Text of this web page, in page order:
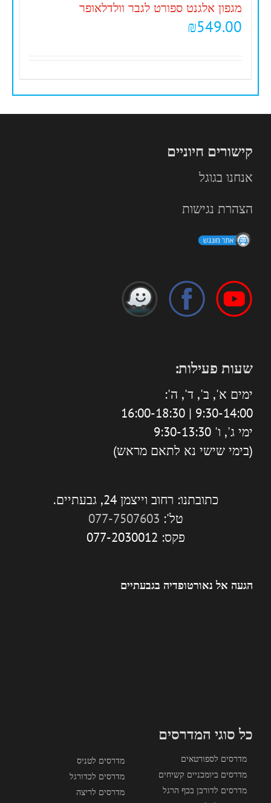
מגפון אלגנט ספורט לגבר וולדלאופר
₪549.00
קישורים חיוניים
אנחנו בגוגל
הצהרת נגישות
שעות פעילות:
ימים א', ב', ד', ה':
9:30-14:00 | 16:00-18:30
ימי ג', ו' 9:30-13:30
(בימי שישי נא לתאם מראש)
כתובתנו: רחוב וייצמן 24, גבעתיים.
טל': 077-7507603
פקס: 077-2030012
הגעה אל נאורטופדיה בגבעתיים
כל סוגי המדרסים
מדרסים לספורטאים
מדרסים ביומכניים קשיחים
מדרסים לדורבן בכף הרגל
מדרסים לטניס
מדרסים לכדורגל
מדרסים לריצה